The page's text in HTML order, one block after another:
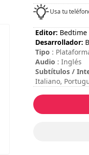
Usa tu
Editor: Bedtime
Desarrollador:
Tipo :
Audio : Inglés
Subtítulos /
Italiano,
Duración total
Dificultad